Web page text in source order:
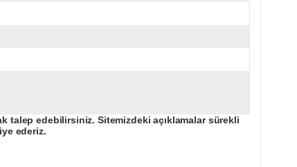
talep edebilirsiniz. Sitemizdeki açıklamalar sürekli
ederiz.